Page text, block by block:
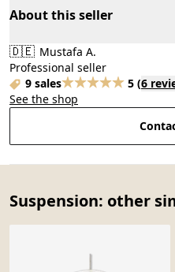
About this seller
🇩🇪 Mustafa A.
Professional seller
9 sales
5 (6
See the shop
Suspension: other